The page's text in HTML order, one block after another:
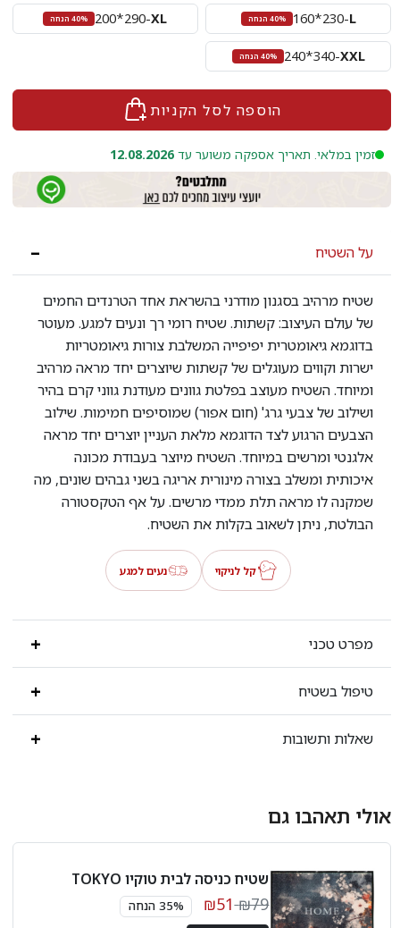
L
-
160*230 40% הנחה XL
-
200*290 40% הנחה
XXL
-
240*340 40% הנחה
הוספה לסל הקניות
זמין במלאי. תאריך אספקה משוער עד 12.08.2026
על השטיח
שטיח מרהיב בסגנון מודרני בהשראת אחד הטרנדים החמים
של עולם העיצוב: קשתות. שטיח רומי רך ונעים למגע. מעוטר
בדוגמא גיאומטרית יפיפייה המשלבת צורות גיאומטריות
ישרות וקווים מעוגלים של קשתות שיוצרים יחד מראה מרהיב
ומיוחד. השטיח מעוצב בפלטת גוונים מעודנת גווני קרם בהיר
ושילוב של צבעי גרג' (חום אפור) שמוסיפים חמימות. שילוב
הצבעים הרגוע לצד הדוגמא מלאת העניין יוצרים יחד מראה
אלגנטי ומרשים במיוחד. השטיח מיוצר בעבודת מכונה
איכותית ומשלב בצורה מינורית אריגה בשני גבהים שונים, מה
שמקנה לו מראה תלת ממדי מרשים. על אף הטקסטורה
הבולטת, ניתן לשאוב בקלות את השטיח.
קל לניקוי נעים למגע
מפרט טכני
טיפול בשטיח
שאלות ותשובות
אולי תאהבו גם
שטיח כניסה לבית טוקיו TOKYO
₪79
₪51 35% הנחה